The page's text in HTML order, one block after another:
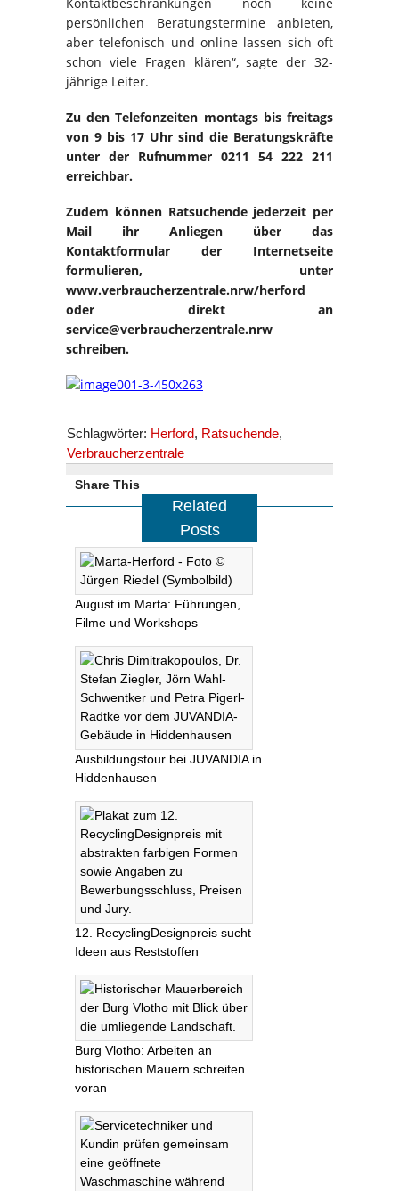
Kontaktbeschränkungen noch keine
persönlichen Beratungstermine anbieten,
aber telefonisch und online lassen sich oft
schon viele Fragen klären“, sagte der 32-
jährige Leiter.
Zu den Telefonzeiten montags bis freitags
von 9 bis 17 Uhr sind die Beratungskräfte
unter der Rufnummer 0211 54 222 211
erreichbar.
Zudem können Ratsuchende jederzeit per
Mail ihr Anliegen über das
Kontaktformular der Internetseite
formulieren, unter
www.verbraucherzentrale.nrw/herford
oder direkt an
service@verbraucherzentrale.nrw
schreiben.
Schlagwörter: Herford, Ratsuchende,
Verbraucherzentrale
Share This
Related
Posts
August im Marta: Führungen,
Filme und Workshops
Ausbildungstour bei JUVANDIA in
Hiddenhausen
12. RecyclingDesignpreis sucht
Ideen aus Reststoffen
Burg Vlotho: Arbeiten an
historischen Mauern schreiten
voran